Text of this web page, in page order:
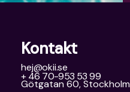
Kontakt
hej@okii.se
+ 46 70-953 53 99
Götgatan 60, Stockholm